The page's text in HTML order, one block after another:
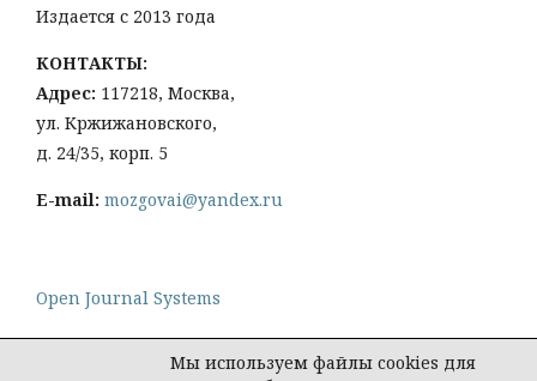
Издается с 2013 года
КОНТАКТЫ:
Адрес: 117218, Москва,
ул. Кржижановского,
д. 24/35, корп. 5
E-mail: mozgovai@yandex.ru
Open Journal Systems
Мы используем файлы cookies для